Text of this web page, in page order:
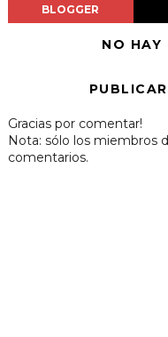
BLOGGER
NO HAY
Gracias por comentar!
Nota: sólo los miembros
comentarios.